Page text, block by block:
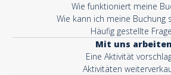
Wie funktioniert meine
Wie kann ich meine Buchung
Häufig gestellte
Mit uns arbeiten
Eine Aktivität
Aktivitäten